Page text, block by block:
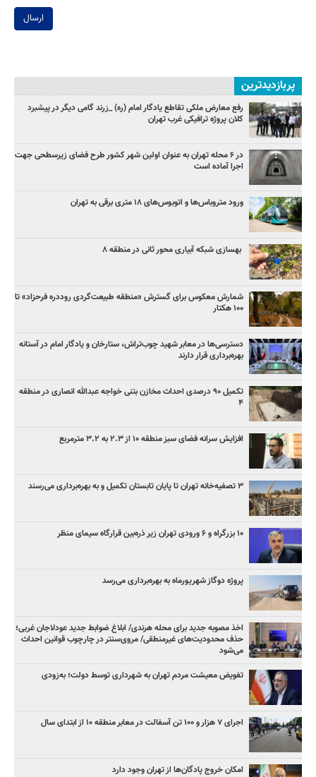
ارسال
پربازدیدترین
رفع معارض ملکی تقاطع یادگار امام (ره) _زرند گامی دیگر در پیشبرد
کلان پروژه‌ ترافیکی غرب تهران
در ۶ محله تهران به عنوان اولین شهر کشور طرح فضای زیرسطحی جهت
اجرا آماده است
ورود متروباس‌ها و اتوبوس‌های ۱۸ متری برقی به تهران
بهسازی شبکه آبیاری محور ثانی در منطقه ۸
شمارش معکوس برای گسترش «منطقه طبیعت‌گردی روددره فرحزاد» تا
۱۰۰ هکتار
دسترسی‌ها در معابر شهید چوب‌تراش، ستارخان و یادگار امام در آستانه
بهره‌برداری قرار دارند
تکمیل ۹۰ درصدی احداث مخازن بتنی خواجه عبدالله انصاری در منطقه
۴
افزایش سرانه فضای سبز منطقه ۱۰ از ۲.۳ به ۳.۲ مترمربع
۳ ﺗﺼﻔﻴﻪ‌ﺧﺎﻧﻪ‌ تهران تا پایان تابستان تکمیل و به بهره‌برداری می‌رسند
۱۰ بزرگراه و ۶ ورودی تهران زیر ذره‌بین قرارگاه سیمای منظر
پروژه دوگاز شهریورماه به بهره‌برداری می‌رسد
اخذ مصوبه جدید برای محله هرندی/ ابلاغ ضوابط جدید عودلاجان غربی؛
حذف محدودیت‌های غیرمنطقی/ مروی‌سنتر در چارچوب قوانین احداث
می‌شود
تفویض معیشت مردم تهران به شهرداری توسط دولت؛ به‌زودی
اجرای ۷ هزار و ۱۰۰ تن آسفالت در معابر منطقه ۱۰ از ابتدای سال
امکان خروج پادگان‌ها از تهران وجود دارد